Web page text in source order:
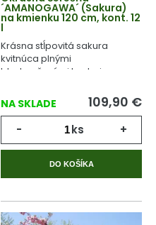
´AMANOGAWA´ (Sakura)
na kmienku 120 cm, kont. 12
l
Krásna stĺpovitá sakura
kvitnúca plnými
bledoružovými kvetmi.
NA SKLADE 109,90 €
- ks +
DO KOŠÍKA